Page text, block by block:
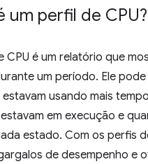
um perfil de CPU?
CPU é um relatório que
um período. Ele
usando mais
em execução e
estado. Com os perfis
de desempenho e